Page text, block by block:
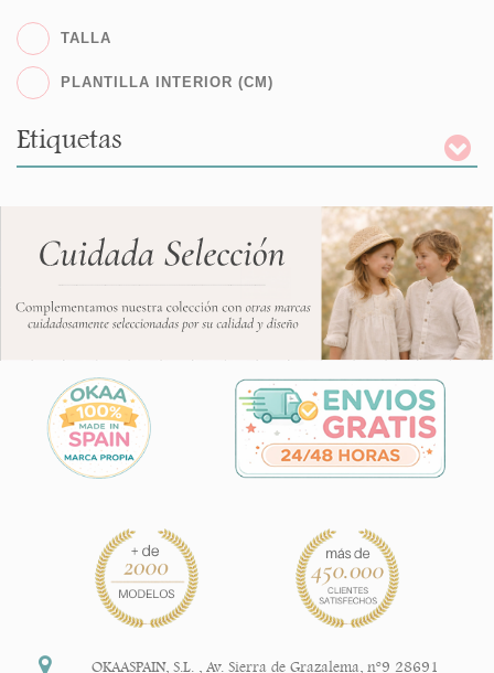
TALLA
PLANTILLA INTERIOR (CM)
Etiquetas
OKAASPAIN, S.L. ,Av. Sierra de Grazalema, nº9 28691